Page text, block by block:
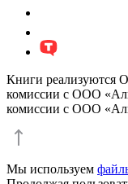
Книги реализуются
комиссии с ООО
комиссии с ООО
Мы используем